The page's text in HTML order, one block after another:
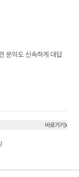
문의도 신속하게 대답
바로가기